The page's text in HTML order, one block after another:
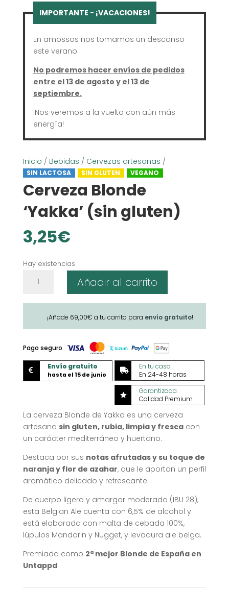
En amossos nos tomamos un descanso
este verano.
No podremos hacer envíos de pedidos
entre el 13 de agosto y el 13 de
septiembre.
¡Nos veremos a la vuelta con aún más
energía!
Inicio / Bebidas / Cervezas artesanas /
SIN LACTOSA SIN GLUTEN VEGANO
Cerveza Blonde
‘Yakka’ (sin gluten)
3,25€
Hay existencias
Blonde
gluten)
Añadir al carrito
¡Añade 69,00€ a tu carrito para envío gratuito!
Pago seguro
 Envío gratuito
hasta el 15 de junio

En tu casa
En 24-48 horas

Garantizada
Calidad Premium
La cerveza Blonde de Yakka es una cerveza
artesana sin gluten, rubia, limpia y frescacon
un carácter mediterráneo y huertano.
Destaca por sus notas afrutadas y su toque de
naranja y flor de azahar, que le aportan un perfil
aromático delicado y refrescante.
De cuerpo ligero y amargor moderado (IBU 28),
esta Belgian Ale cuenta con 6,5% de alcohol y
está elaborada con malta de cebada 100%,
lúpulos Mandarin y Nugget, y levadura ale belga.
Premiada como 2ª mejor Blonde de España en
Untappd